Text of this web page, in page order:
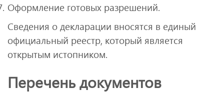
Оформление готовых разрешений.
Сведения о декларации вносятся в единый
официальный реестр, который является
открытым истопником.
Перечень документов